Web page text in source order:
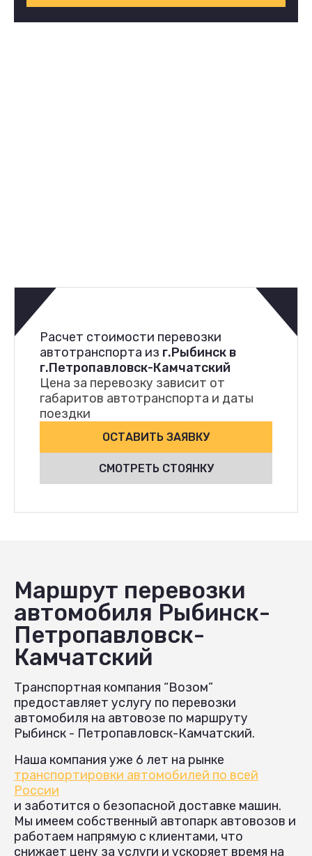
Расчет стоимости перевозки
автотранспорта из г.Рыбинск в
г.Петропавловск-Камчатский
Цена за перевозку зависит от
габаритов автотранспорта и даты
поездки
ОСТАВИТЬ ЗАЯВКУ
СМОТРЕТЬ СТОЯНКУ
Маршрут перевозки
автомобиля Рыбинск-
Петропавловск-
Камчатский
Транспортная компания “Возом”
предоставляет услугу по перевозки
автомобиля на автовозе по маршруту
Рыбинск - Петропавловск-Камчатский.
Наша компания уже 6 лет на рынке
транспортировки автомобилей по всей
России
и заботится о безопасной доставке машин.
Мы имеем собственный автопарк автовозов и
работаем напрямую с клиентами, что
снижает цену за услуги и ускоряет время на